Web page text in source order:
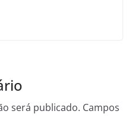
será publicado. Campos